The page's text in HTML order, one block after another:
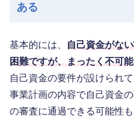
ある
基本的には、
自己資金がな
困難ですが、まったく不可
自己資金の要件が設けられ
事業計画の内容で自己資金
の審査に通過できる可能性も